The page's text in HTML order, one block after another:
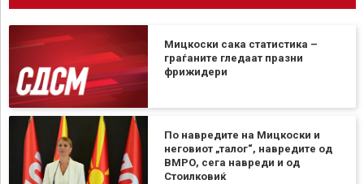
Мицкоски сака статистика –
граѓаните гледаат празни
фрижидери
По навредите на Мицкоски и
неговиот „талог“, навредите од
ВМРО, сега навреди и од
Стоилковиќ